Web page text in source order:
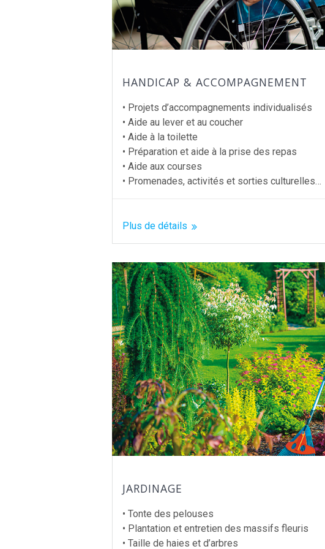
HANDICAP & ACCOMPAGNEMENT
• Projets d’accompagnements individualisés
• Aide au lever et au coucher
• Aide à la toilette
• Préparation et aide à la prise des repas
• Aide aux courses
• Promenades, activités et sorties culturelles…
Plus de détails
JARDINAGE
• Tonte des pelouses
• Plantation et entretien des massifs fleuris
• Taille de haies et d’arbres